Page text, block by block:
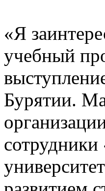
«Я
учебный
Бурятии.
сотрудники